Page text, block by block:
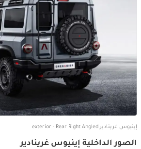
إينيوس غرينادير exterior - Rear Right Angled
الصور الداخلية إينيوس غرينادير